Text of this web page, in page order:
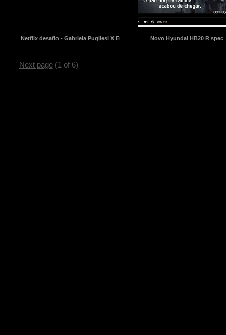
Netflix desafio - Gabriela Pugliesi X Erasmo VianaNovo Hyundai HB20 R spec
Next page (1 of 6)